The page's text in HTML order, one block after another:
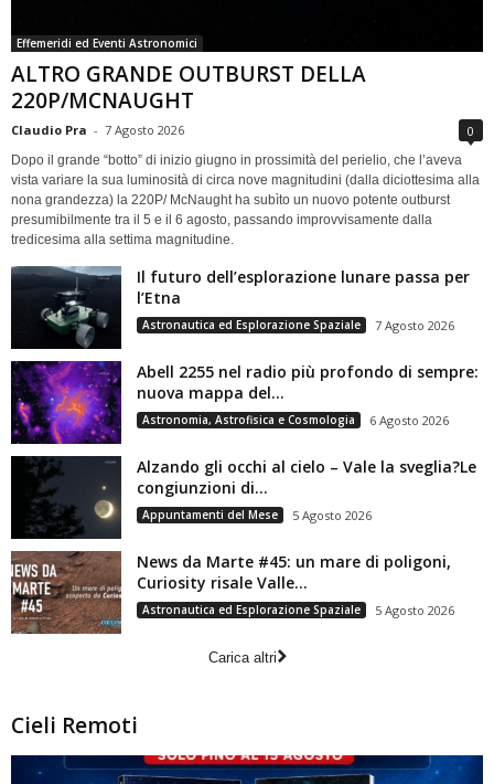
Effemeridi ed Eventi Astronomici
ALTRO GRANDE OUTBURST DELLA
220P/MCNAUGHT
Claudio Pra - 7 Agosto 2026 0
Dopo il grande “botto” di inizio giugno in prossimità del perielio, che l’aveva
vista variare la sua luminosità di circa nove magnitudini (dalla diciottesima alla
nona grandezza) la 220P/ McNaught ha subìto un nuovo potente outburst
presumibilmente tra il 5 e il 6 agosto, passando improvvisamente dalla
tredicesima alla settima magnitudine.
Il futuro dell’esplorazione lunare passa per
l’Etna
Astronautica ed Esplorazione Spaziale 7 Agosto 2026
Abell 2255 nel radio più profondo di sempre:
nuova mappa del...
Astronomia, Astrofisica e Cosmologia 6 Agosto 2026
Alzando gli occhi al cielo – Vale la sveglia?Le
congiunzioni di...
Appuntamenti del Mese 5 Agosto 2026
News da Marte #45: un mare di poligoni,
Curiosity risale Valle...
Astronautica ed Esplorazione Spaziale 5 Agosto 2026
Carica altri
Cieli Remoti